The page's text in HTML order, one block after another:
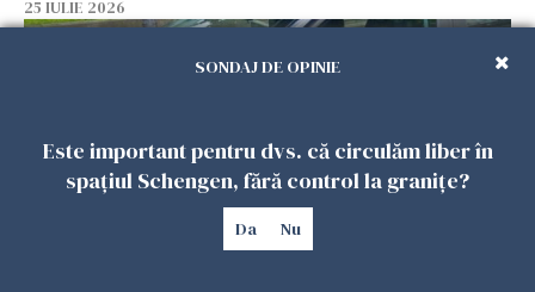
25 IULIE 2026
SONDAJ DE OPINIE
Este important pentru dvs. că circulăm liber în
spațiul Schengen, fără control la granițe?
Da Nu